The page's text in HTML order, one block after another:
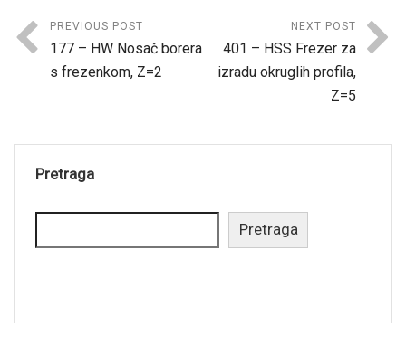
PREVIOUS POST
177 – HW Nosač borera
s frezenkom, Z=2
NEXT POST
401 – HSS Frezer za
izradu okruglih profila,
Z=5
Pretraga
Pretraga